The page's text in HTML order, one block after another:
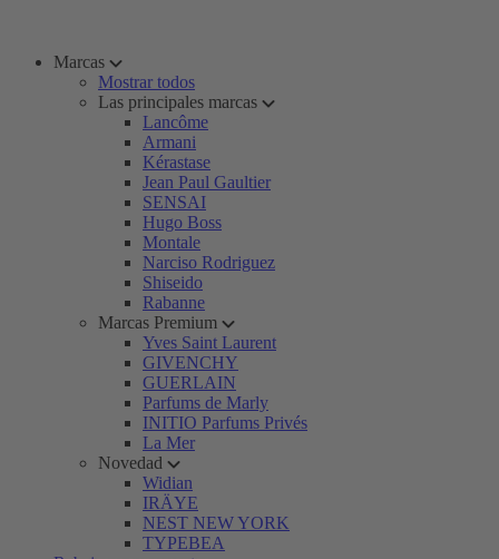
Marcas
Mostrar todos
Las principales marcas
Lancôme
Armani
Kérastase
Jean Paul Gaultier
SENSAI
Hugo Boss
Montale
Narciso Rodriguez
Shiseido
Rabanne
Marcas Premium
Yves Saint Laurent
GIVENCHY
GUERLAIN
Parfums de Marly
INITIO Parfums Privés
La Mer
Novedad
Widian
IRÄYE
NEST NEW YORK
TYPEBEA